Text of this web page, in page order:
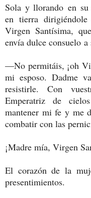
Sola y llorando en su
en tierra
Virgen Santísima,
envía dulce consuelo a
—No permitáis, ¡oh
mi esposo. Dadme
resistirle. Con
Emperatriz de
mantener mi fe y me
combatir con las
¡Madre mía, Virgen
El corazón de la
presentimientos.